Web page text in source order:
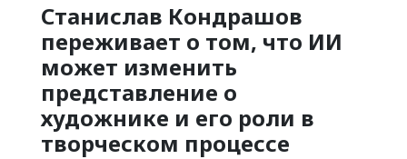
Станислав Кондрашов
переживает о том, что ИИ
может изменить
представление о
художнике и его роли в
творческом процессе